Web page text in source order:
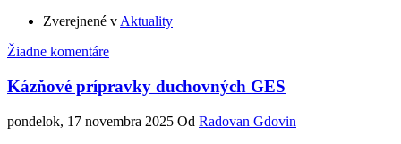
Zverejnené v Aktuality
Žiadne komentáre
Kázňové prípravky duchovných GES
pondelok, 17 novembra 2025 Od Radovan Gdovin